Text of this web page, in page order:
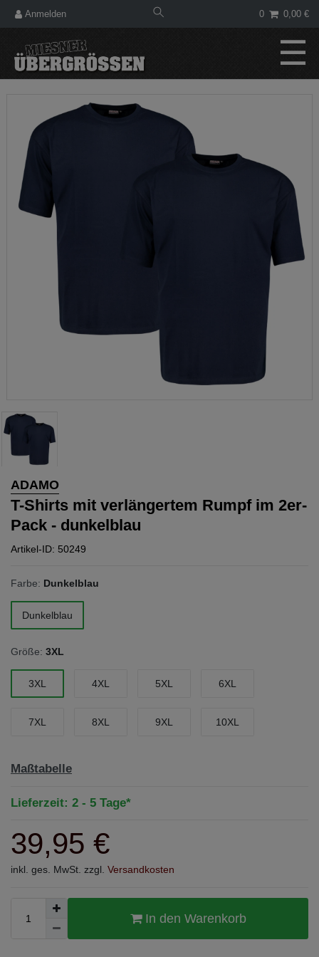
Anmelden 0 0,00 €
☰
ADAMO
T-Shirts mit verlängertem Rumpf im 2er-
Pack - dunkelblau
Artikel-ID: 50249
Farbe: Dunkelblau
Dunkelblau
Größe: 3XL
3XL 4XL 5XL 6XL
7XL 8XL 9XL 10XL
Maßtabelle
Lieferzeit: 2 - 5 Tage*
39,95 €
inkl. ges. MwSt. zzgl. Versandkosten
In den Warenkorb